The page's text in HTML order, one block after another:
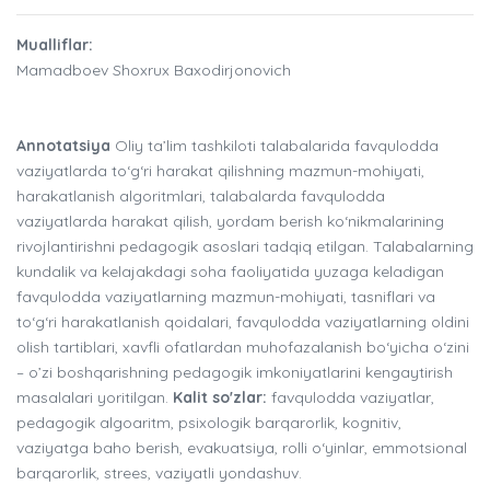
Mualliflar:
Mamadboev Shoxrux Baxodirjonovich
Annotatsiya Oliy ta’lim tashkiloti talabalarida favqulodda
vaziyatlarda to‘g‘ri harakat qilishning mazmun-mohiyati,
harakatlanish algoritmlari, talabalarda favqulodda
vaziyatlarda harakat qilish, yordam berish ko‘nikmalarining
rivojlantirishni pedagogik asoslari tadqiq etilgan. Talabalarning
kundalik va kelajakdagi soha faoliyatida yuzaga keladigan
favqulodda vaziyatlarning mazmun-mohiyati, tasniflari va
to‘g‘ri harakatlanish qoidalari, favqulodda vaziyatlarning oldini
olish tartiblari, xavfli ofatlardan muhofazalanish bo‘yicha o‘zini
– o’zi boshqarishning pedagogik imkoniyatlarini kengaytirish
masalalari yoritilgan. Kalit so'zlar: favqulodda vaziyatlar,
pedagogik algoaritm, psixologik barqarorlik, kognitiv,
vaziyatga baho berish, evakuatsiya, rolli o‘yinlar, emmotsional
barqarorlik, strees, vaziyatli yondashuv.